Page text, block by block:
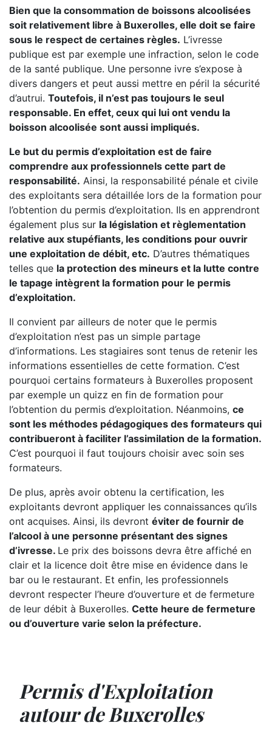
Bien que la consommation de boissons alcoolisées
soit relativement libre à Buxerolles, elle doit se faire
sous le respect de certaines règles. L’ivresse
publique est par exemple une infraction, selon le code
de la santé publique. Une personne ivre s’expose à
divers dangers et peut aussi mettre en péril la sécurité
d’autrui. Toutefois, il n’est pas toujours le seul
responsable. En effet, ceux qui lui ont vendu la
boisson alcoolisée sont aussi impliqués.
Le but du permis d’exploitation est de faire
comprendre aux professionnels cette part de
responsabilité. Ainsi, la responsabilité pénale et civile
des exploitants sera détaillée lors de la formation pour
l’obtention du permis d’exploitation. Ils en apprendront
également plus sur la législation et règlementation
relative aux stupéfiants, les conditions pour ouvrir
une exploitation de débit, etc. D’autres thématiques
telles que la protection des mineurs et la lutte contre
le tapage intègrent la formation pour le permis
d’exploitation.
Il convient par ailleurs de noter que le permis
d’exploitation n’est pas un simple partage
d’informations. Les stagiaires sont tenus de retenir les
informations essentielles de cette formation. C’est
pourquoi certains formateurs à Buxerolles proposent
par exemple un quizz en fin de formation pour
l’obtention du permis d’exploitation. Néanmoins, ce
sont les méthodes pédagogiques des formateurs qui
contribueront à faciliter l’assimilation de la formation.
C’est pourquoi il faut toujours choisir avec soin ses
formateurs.
De plus, après avoir obtenu la certification, les
exploitants devront appliquer les connaissances qu’ils
ont acquises. Ainsi, ils devront éviter de fournir de
l’alcool à une personne présentant des signes
d’ivresse. Le prix des boissons devra être affiché en
clair et la licence doit être mise en évidence dans le
bar ou le restaurant. Et enfin, les professionnels
devront respecter l’heure d’ouverture et de fermeture
de leur débit à Buxerolles. Cette heure de fermeture
ou d’ouverture varie selon la préfecture.
Permis d'Exploitation
autour de Buxerolles